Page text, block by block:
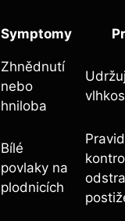
Symptomy
Zhnědnutí
nebo
hniloba
Bílé
povlaky na
plodnicích